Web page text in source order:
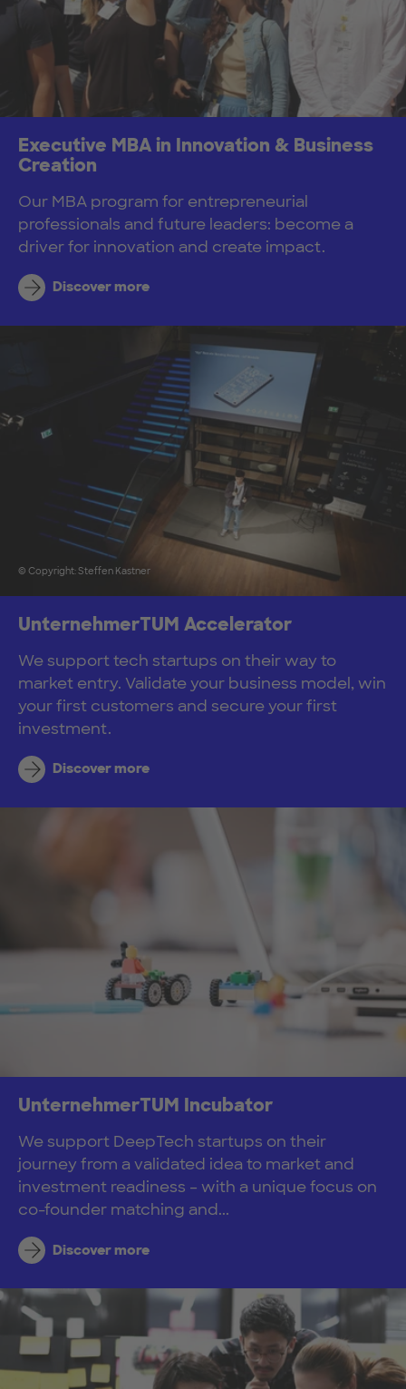
Executive MBA in Innovation & Business
Creation
Our MBA program for entrepreneurial
professionals and future leaders: become a
driver for innovation and create impact.
Discover more
© Copyright: Steffen Kastner
UnternehmerTUM Accelerator
We support tech startups on their way to
market entry. Validate your business model, win
your first customers and secure your first
investment.
Discover more
UnternehmerTUM Incubator
We support DeepTech startups on their
journey from a validated idea to market and
investment readiness – with a unique focus on
co-founder matching and...
Discover more